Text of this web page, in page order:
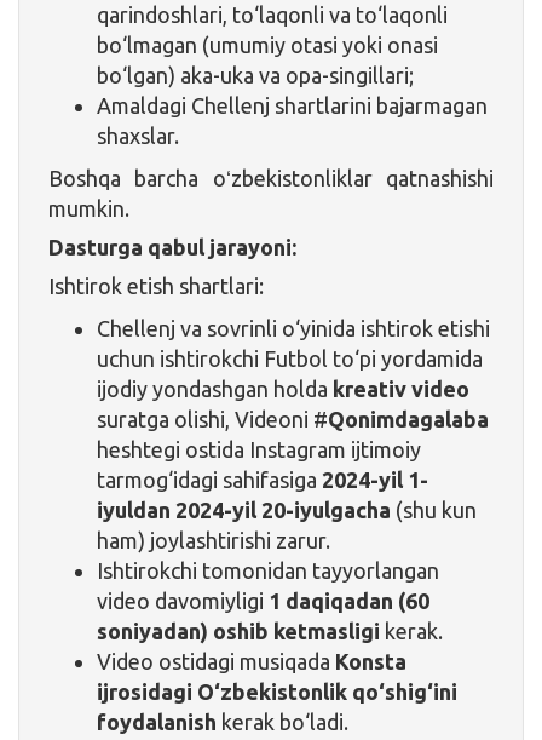
qarindoshlari, to‘laqonli va to‘laqonli
bo‘lmagan (umumiy otasi yoki onasi
bo‘lgan) aka-uka va opa-singillari;
Amaldagi Chellenj shartlarini bajarmagan
shaxslar.
Boshqa barcha oʻzbekistonliklar qatnashishi
mumkin.
Dasturga qabul jarayoni:
Ishtirok etish shartlari:
Chellenj va sovrinli o‘yinida ishtirok etishi
uchun ishtirokchi Futbol to‘pi yordamida
ijodiy yondashgan holda kreativ video
suratga olishi, Videoni #Qonimdagalaba
heshtegi ostida Instagram ijtimoiy
tarmog‘idagi sahifasiga 2024-yil 1-
iyuldan 2024-yil 20-iyulgacha (shu kun
ham) joylashtirishi zarur.
Ishtirokchi tomonidan tayyorlangan
video davomiyligi 1 daqiqadan (60
soniyadan) oshib ketmasligi kerak.
Video ostidagi musiqada Konsta
ijrosidagi O‘zbekistonlik qo‘shig‘ini
foydalanish kerak bo‘ladi.